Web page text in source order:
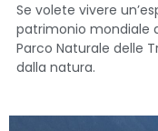
Se volete vivere
patrimonio mondiale
Parco Naturale delle
dalla natura.